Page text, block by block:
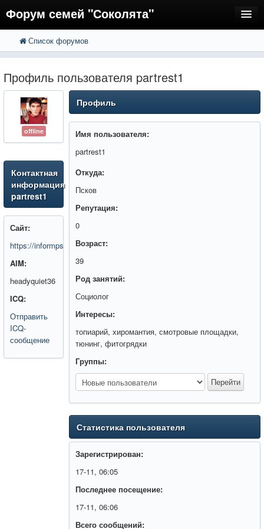
Форум семей "Соколята"
FAQ
Регистрация
Вход
Список форумов
Профиль пользователя partrest1
offline
Контактная
информация
partrest1
Сайт:
https://informpskov.ru/
AIM:
headyquiet36
ICQ:
Отправить
ICQ-
сообщение
Профиль
Имя пользователя:
partrest1
Откуда:
Псков
Репутация:
0
Возраст:
39
Род занятий:
Социолог
Интересы:
топиарий, хиромантия, смотровые площадки,
тюнинг, фитогрядки
Группы:
Статистика пользователя
Зарегистрирован:
17-11, 06:05
Последнее посещение:
17-11, 06:06
Всего сообщений: